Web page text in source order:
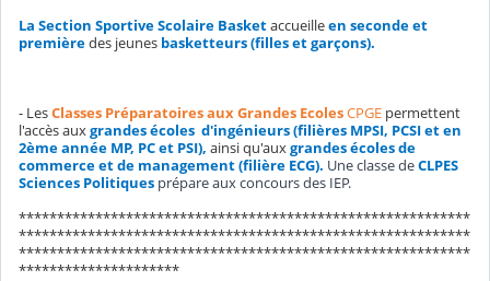
La Section Sportive Scolaire Basketaccueilleen seconde et
premièredes jeunes basketteurs (filles et garçons).
- LesClasses Préparatoires aux Grandes EcolesCPGE permettent
l'accès auxgrandes écoles d'ingénieurs (filières MPSI, PCSI et en
2ème année MP, PC et PSI), ainsi qu'auxgrandes écoles de
commerce et de management (filière ECG). Une classe deCLPES
Sciences Politiques prépare aux concours des IEP.
***********************************************************
***********************************************************
***********************************************************
*********************